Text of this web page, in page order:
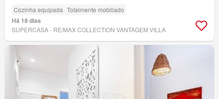
Cozinha equipada Totalmente mobiliado
Há 18 dias
SUPERCASA - RE/MAX COLLECTION VANTAGEM VILLA